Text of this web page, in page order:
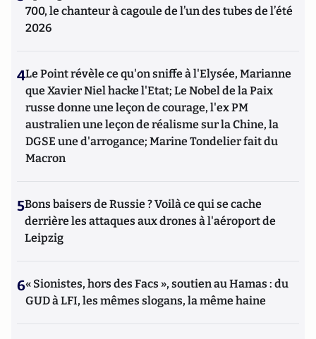
700, le chanteur à cagoule de l’un des tubes de l’été
2026
4Le Point révèle ce qu'on sniffe à l'Elysée, Marianne
que Xavier Niel hacke l'Etat; Le Nobel de la Paix
russe donne une leçon de courage, l'ex PM
australien une leçon de réalisme sur la Chine, la
DGSE une d'arrogance; Marine Tondelier fait du
Macron
5Bons baisers de Russie ? Voilà ce qui se cache
derrière les attaques aux drones à l'aéroport de
Leipzig
6« Sionistes, hors des Facs », soutien au Hamas : du
GUD à LFI, les mêmes slogans, la même haine